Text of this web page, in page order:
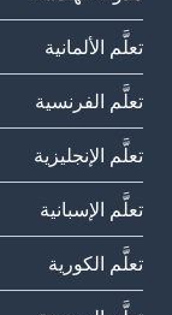
تعلَّم الألمانية
تعلَّم الفرنسية
تعلَّم الإنجليزية
تعلَّم الإسبانية
تعلَّم الكورية